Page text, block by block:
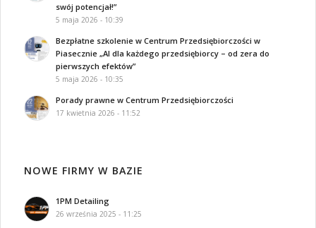
swój potencjał!”
5 maja 2026 - 10:39
Bezpłatne szkolenie w Centrum Przedsiębiorczości w
Piasecznie „AI dla każdego przedsiębiorcy – od zera do
pierwszych efektów”
5 maja 2026 - 10:35
Porady prawne w Centrum Przedsiębiorczości
17 kwietnia 2026 - 11:52
NOWE FIRMY W BAZIE
1PM Detailing
26 września 2025 - 11:25